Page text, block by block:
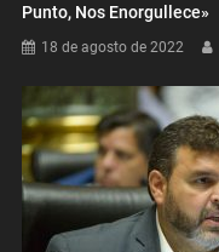
Punto, Nos Enorgullece»
18 de agosto de 2022